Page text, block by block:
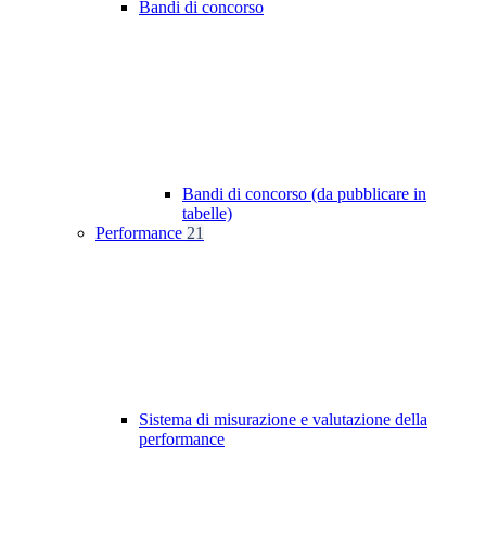
Bandi di concorso
Bandi di concorso (da pubblicare in
tabelle)
Performance 21
Sistema di misurazione e valutazione della
performance